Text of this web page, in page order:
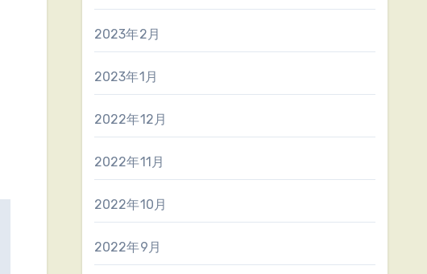
2023年2月
2023年1月
2022年12月
2022年11月
2022年10月
2022年9月